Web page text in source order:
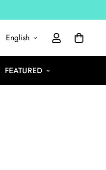
English
FEATURED